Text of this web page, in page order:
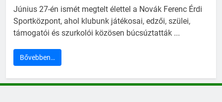
Június 27-én ismét megtelt élettel a Novák Ferenc Érdi
Sportközpont, ahol klubunk játékosai, edzői, szülei,
támogatói és szurkolói közösen búcsúztatták ...
Bővebben…